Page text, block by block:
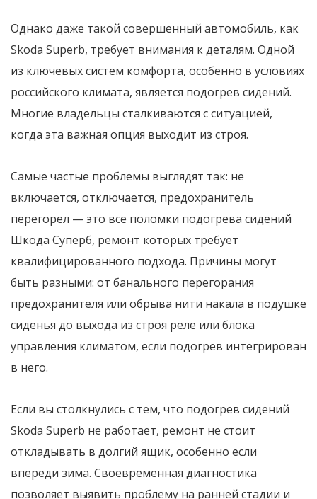
Однако даже такой совершенный автомобиль, как
Skoda Superb, требует внимания к деталям. Одной
из ключевых систем комфорта, особенно в условиях
российского климата, является подогрев сидений.
Многие владельцы сталкиваются с ситуацией,
когда эта важная опция выходит из строя.
Самые частые проблемы выглядят так: не
включается, отключается, предохранитель
перегорел — это все поломки подогрева сидений
Шкода Суперб, ремонт которых требует
квалифицированного подхода. Причины могут
быть разными: от банального перегорания
предохранителя или обрыва нити накала в подушке
сиденья до выхода из строя реле или блока
управления климатом, если подогрев интегрирован
в него.
Если вы столкнулись с тем, что подогрев сидений
Skoda Superb не работает, ремонт не стоит
откладывать в долгий ящик, особенно если
впереди зима. Своевременная диагностика
позволяет выявить проблему на ранней стадии и